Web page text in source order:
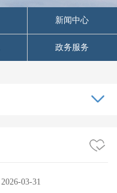
新闻中心
政务服务
2026-03-31